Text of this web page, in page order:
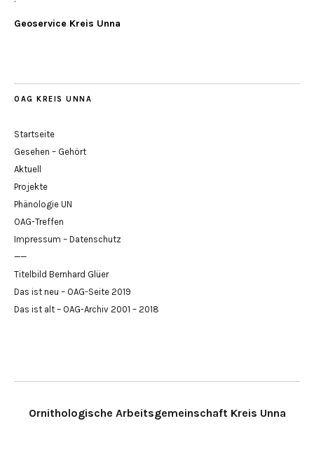
Geoservice Kreis Unna
OAG KREIS UNNA
Startseite
Gesehen – Gehört
Aktuell
Projekte
Phänologie UN
OAG-Treffen
Impressum – Datenschutz
——
Titelbild Bernhard Glüer
Das ist neu – OAG-Seite 2019
Das ist alt – OAG-Archiv 2001 – 2018
Ornithologische Arbeitsgemeinschaft Kreis Unna